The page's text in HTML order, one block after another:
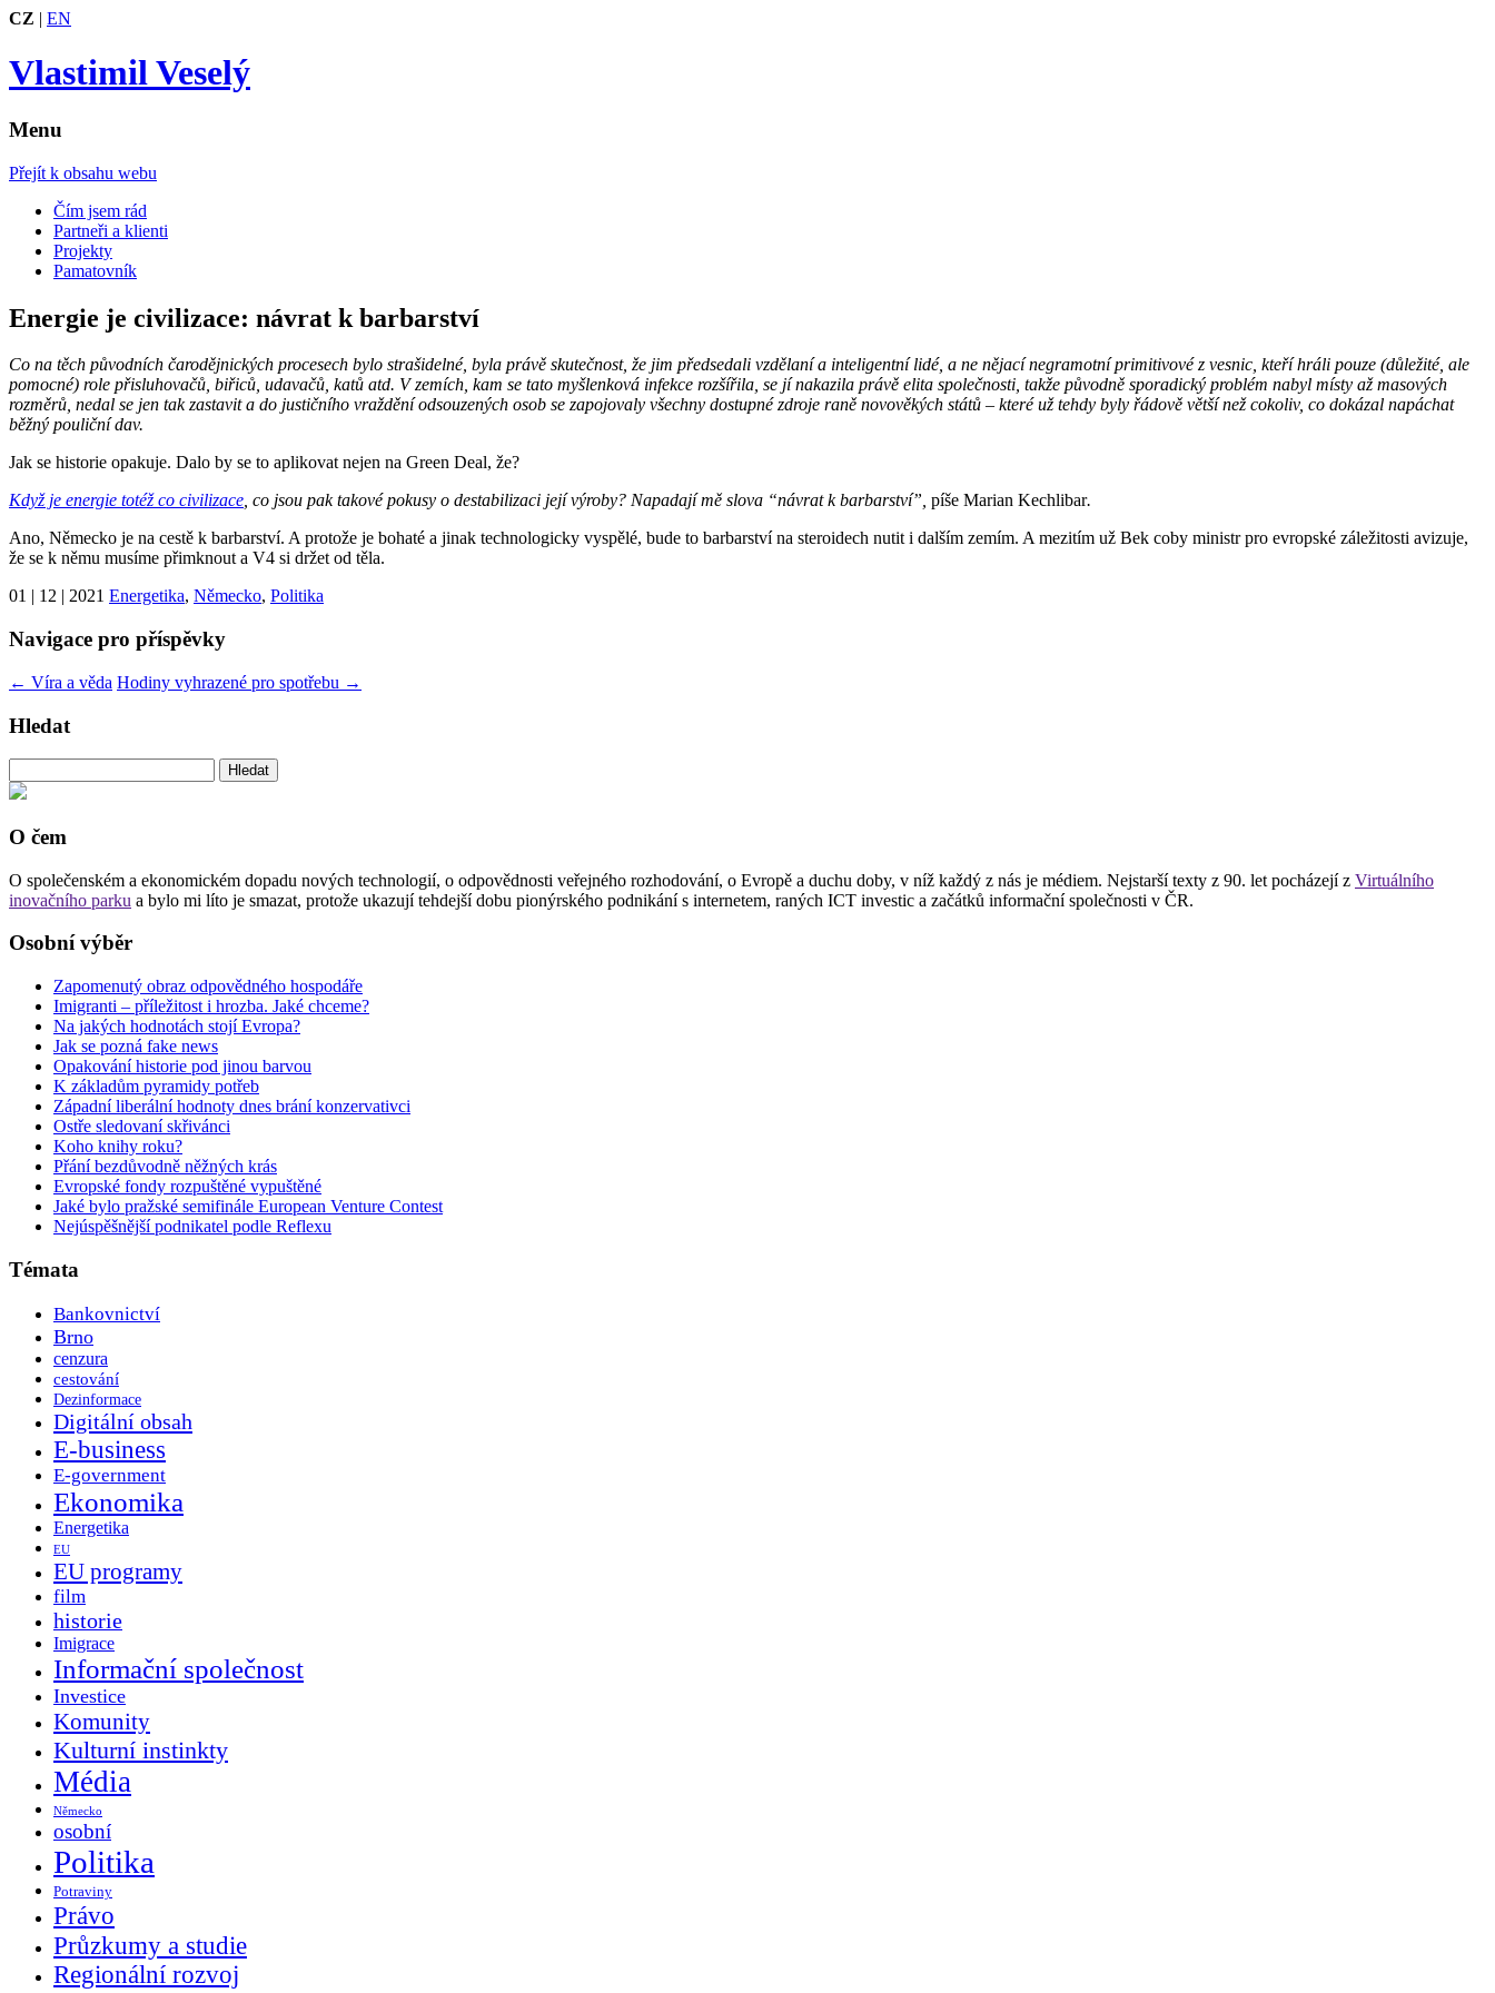
CZ | EN
Vlastimil Veselý
Menu
Přejít k obsahu webu
Čím jsem rád
Partneři a klienti
Projekty
Pamatovník
Energie je civilizace: návrat k barbarství
Co na těch původních čarodějnických procesech bylo strašidelné, byla právě skutečnost, že jim předsedali vzdělaní a inteligentní lidé, a ne nějací negramotní primitivové z vesnic, kteří hráli pouze (důležité, ale
pomocné) role přisluhovačů, biřiců, udavačů, katů atd. V zemích, kam se tato myšlenková infekce rozšířila, se jí nakazila právě elita společnosti, takže původně sporadický problém nabyl místy až masových
rozměrů, nedal se jen tak zastavit a do justičního vraždění odsouzených osob se zapojovaly všechny dostupné zdroje raně novověkých států – které už tehdy byly řádově větší než cokoliv, co dokázal napáchat
běžný pouliční dav.
Jak se historie opakuje. Dalo by se to aplikovat nejen na Green Deal, že?
Když je energie totéž co civilizace, co jsou pak takové pokusy o destabilizaci její výroby? Napadají mě slova “návrat k barbarství”, píše Marian Kechlibar.
Ano, Německo je na cestě k barbarství. A protože je bohaté a jinak technologicky vyspělé, bude to barbarství na steroidech nutit i dalším zemím. A mezitím už Bek coby ministr pro evropské záležitosti avizuje,
že se k němu musíme přimknout a V4 si držet od těla.
01 | 12 | 2021 Energetika, Německo, Politika
Navigace pro příspěvky
← Víra a věda Hodiny vyhrazené pro spotřebu →
Hledat
O čem
O společenském a ekonomickém dopadu nových technologií, o odpovědnosti veřejného rozhodování, o Evropě a duchu doby, v níž každý z nás je médiem. Nejstarší texty z 90. let pocházejí z Virtuálního
inovačního parku a bylo mi líto je smazat, protože ukazují tehdejší dobu pionýrského podnikání s internetem, raných ICT investic a začátků informační společnosti v ČR.
Osobní výběr
Zapomenutý obraz odpovědného hospodáře
Imigranti – příležitost i hrozba. Jaké chceme?
Na jakých hodnotách stojí Evropa?
Jak se pozná fake news
Opakování historie pod jinou barvou
K základům pyramidy potřeb
Západní liberální hodnoty dnes brání konzervativci
Ostře sledovaní skřivánci
Koho knihy roku?
Přání bezdůvodně něžných krás
Evropské fondy rozpuštěné vypuštěné
Jaké bylo pražské semifinále European Venture Contest
Nejúspěšnější podnikatel podle Reflexu
Témata
Bankovnictví
Brno
cenzura
cestování
Dezinformace
Digitální obsah
E-business
E-government
Ekonomika
Energetika
EU
EU programy
film
historie
Imigrace
Informační společnost
Investice
Komunity
Kulturní instinkty
Média
Německo
osobní
Politika
Potraviny
Právo
Průzkumy a studie
Regionální rozvoj